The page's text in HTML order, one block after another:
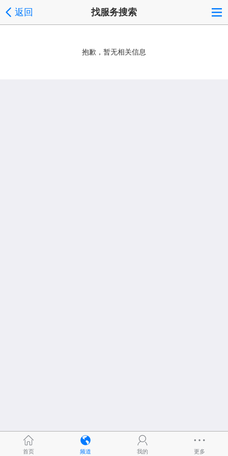
返回 找服务搜索
抱歉，暂无相关信息
首页 频道 我的 更多